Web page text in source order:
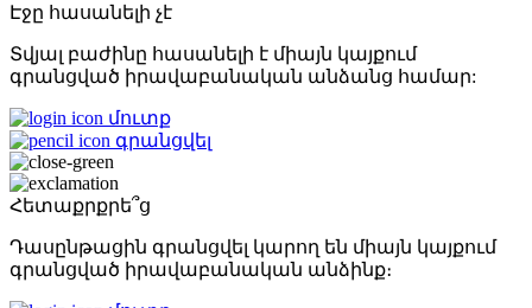
Էջը հասանելի չէ
Տվյալ բաժինը հասանելի է միայն կայքում
գրանցված իրավաբանական անձանց համար:
մուտք
գրանցվել
Հետաքրքրե՞ց
Դասընթացին գրանցվել կարող են միայն կայքում
գրանցված իրավաբանական անձինք։